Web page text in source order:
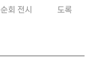
순회 전시 도록